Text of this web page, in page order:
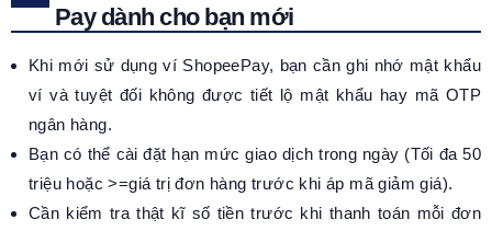
Pay dành cho bạn mới
Khi mới sử dụng ví ShopeePay, bạn cần ghi nhớ mật khẩu
ví và tuyệt đối không được tiết lộ mật khẩu hay mã OTP
ngân hàng.
Bạn có thể cài đặt hạn mức giao dịch trong ngày (Tối đa 50
triệu hoặc >=giá trị đơn hàng trước khi áp mã giảm giá).
Cần kiểm tra thật kĩ số tiền trước khi thanh toán mỗi đơn